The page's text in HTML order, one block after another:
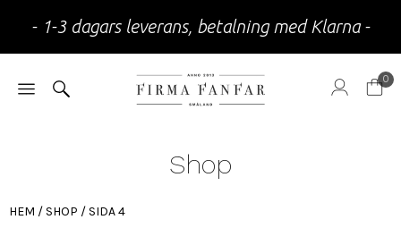
- 1-3 dagars leverans, betalning med Klarna -
0
Shop
HEM / SHOP / SIDA 4